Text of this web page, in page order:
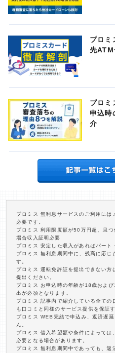
プロミ
先ATM
プロミ
申込時
介
プロミス 無利息サービスのご利用に
必要です。
プロミス 利用限度額が50万円超、且
場合収入証明必要
プロミス 安定した収入があればパート
プロミス 無利息期間中に、残高に応じ
す。
プロミス 運転免許証を提出できない方
提出ください。
プロミス お申込時の年齢が18歳およ
出が必須となります。
プロミス 記事内で紹介している全ての
も口コミと同様のサービス提供を保証
プロミス WEB完結で申込み、返済遅
ん。
プロミス 借入希望額や条件によっては
必要となる場合があります。
プロミス 無利息期間中であっても、返